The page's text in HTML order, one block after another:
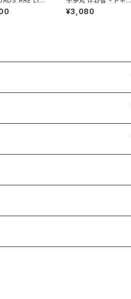
Ankl
メンタリーで知るせかい
¥3,080